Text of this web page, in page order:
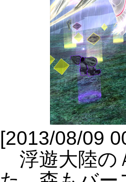
[2013/08/09
浮遊大陸の